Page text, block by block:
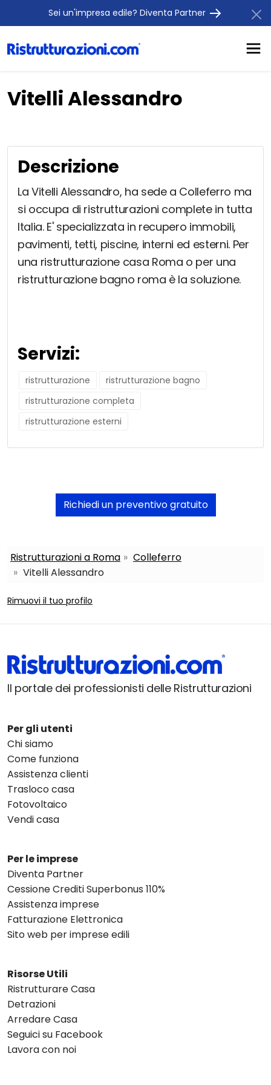
Sei un'impresa edile? Diventa Partner
Vitelli Alessandro
Descrizione
La Vitelli Alessandro, ha sede a Colleferro ma
si occupa di ristrutturazioni complete in tutta
Italia. E' specializzata in recupero immobili,
pavimenti, tetti, piscine, interni ed esterni. Per
una ristrutturazione casa Roma o per una
ristrutturazione bagno roma è la soluzione.
Servizi:
ristrutturazione
ristrutturazione bagno
ristrutturazione completa
ristrutturazione esterni
Richiedi un preventivo gratuito
Ristrutturazioni a Roma
Colleferro
Vitelli Alessandro
Rimuovi il tuo profilo
Il portale dei professionisti delle Ristrutturazioni
Per gli utenti
Chi siamo
Come funziona
Assistenza clienti
Trasloco casa
Fotovoltaico
Vendi casa
Per le imprese
Diventa Partner
Cessione Crediti Superbonus 110%
Assistenza imprese
Fatturazione Elettronica
Sito web per imprese edili
Risorse Utili
Ristrutturare Casa
Detrazioni
Arredare Casa
Seguici su Facebook
Lavora con noi